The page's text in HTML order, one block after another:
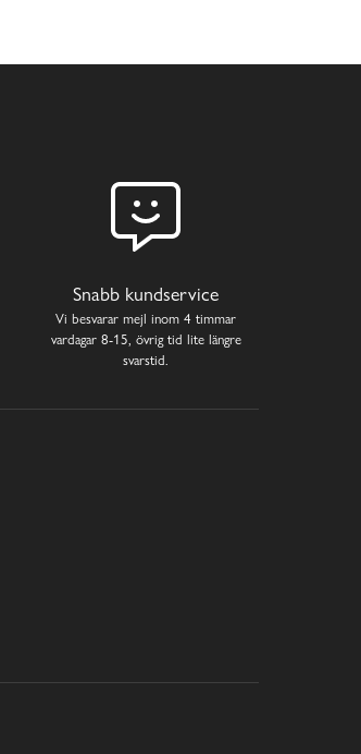
Snabb kundservice
Vi besvarar mejl inom 4 timmar
vardagar 8-15, övrig tid lite längre
svarstid.